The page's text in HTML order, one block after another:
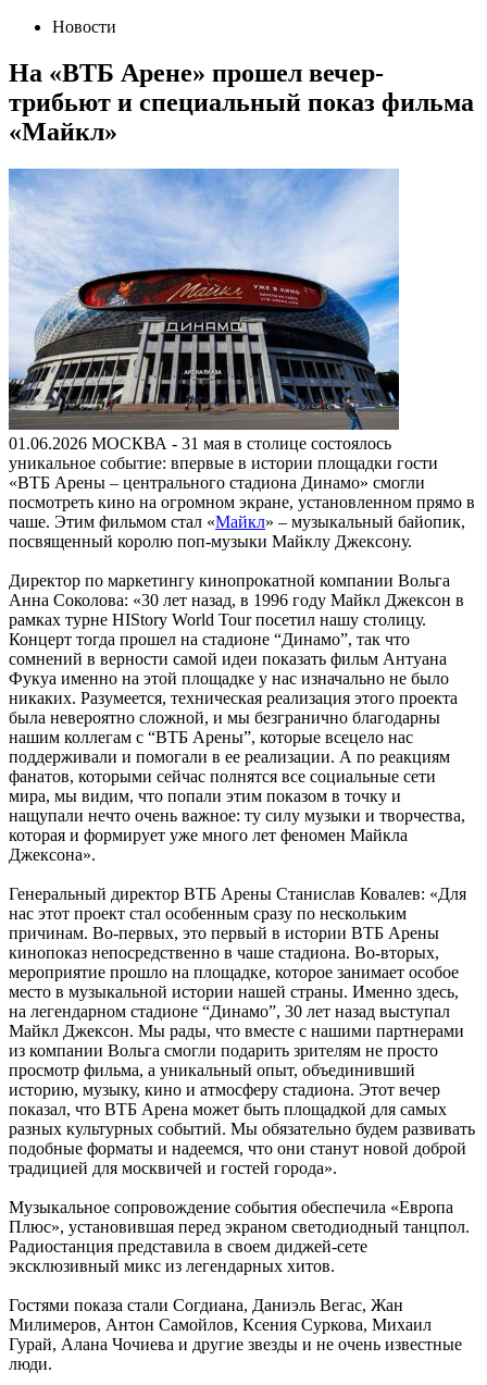
Новости
На «ВТБ Арене» прошел вечер-
трибьют и специальный показ фильма
«Майкл»
01.06.2026 МОСКВА - 31 мая в столице состоялось
уникальное событие: впервые в истории площадки гости
«ВТБ Арены – центрального стадиона Динамо» смогли
посмотреть кино на огромном экране, установленном прямо в
чаше. Этим фильмом стал «Майкл» – музыкальный байопик,
посвященный королю поп-музыки Майклу Джексону.
Директор по маркетингу кинопрокатной компании Вольга
Анна Соколова: «30 лет назад, в 1996 году Майкл Джексон в
рамках турне HIStory World Tour посетил нашу столицу.
Концерт тогда прошел на стадионе “Динамо”, так что
сомнений в верности самой идеи показать фильм Антуана
Фукуа именно на этой площадке у нас изначально не было
никаких. Разумеется, техническая реализация этого проекта
была невероятно сложной, и мы безгранично благодарны
нашим коллегам с “ВТБ Арены”, которые всецело нас
поддерживали и помогали в ее реализации. А по реакциям
фанатов, которыми сейчас полнятся все социальные сети
мира, мы видим, что попали этим показом в точку и
нащупали нечто очень важное: ту силу музыки и творчества,
которая и формирует уже много лет феномен Майкла
Джексона».
Генеральный директор ВТБ Арены Станислав Ковалев: «Для
нас этот проект стал особенным сразу по нескольким
причинам. Во-первых, это первый в истории ВТБ Арены
кинопоказ непосредственно в чаше стадиона. Во-вторых,
мероприятие прошло на площадке, которое занимает особое
место в музыкальной истории нашей страны. Именно здесь,
на легендарном стадионе “Динамо”, 30 лет назад выступал
Майкл Джексон. Мы рады, что вместе с нашими партнерами
из компании Вольга смогли подарить зрителям не просто
просмотр фильма, а уникальный опыт, объединивший
историю, музыку, кино и атмосферу стадиона. Этот вечер
показал, что ВТБ Арена может быть площадкой для самых
разных культурных событий. Мы обязательно будем развивать
подобные форматы и надеемся, что они станут новой доброй
традицией для москвичей и гостей города».
Музыкальное сопровождение события обеспечила «Европа
Плюс», установившая перед экраном светодиодный танцпол.
Радиостанция представила в своем диджей-сете
эксклюзивный микс из легендарных хитов.
Гостями показа стали Согдиана, Даниэль Вегас, Жан
Милимеров, Антон Самойлов, Ксения Суркова, Михаил
Гурай, Алана Чочиева и другие звезды и не очень известные
люди.